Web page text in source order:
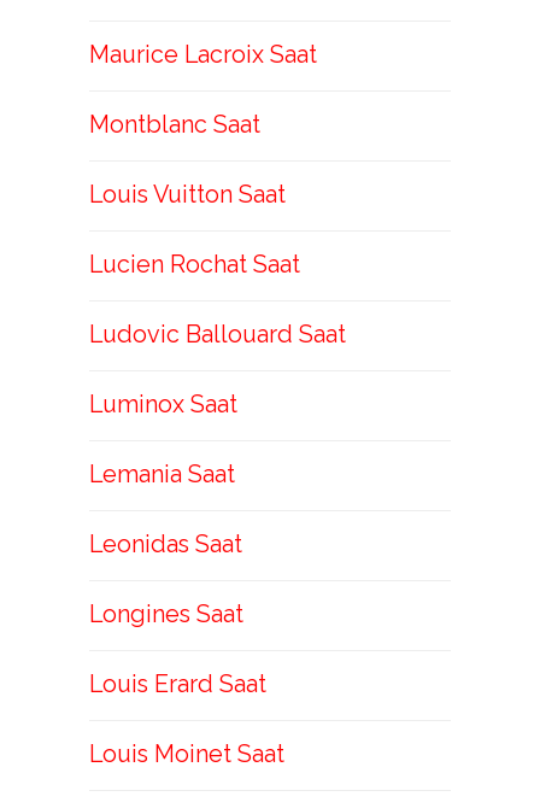
Maurice Lacroix Saat
Montblanc Saat
Louis Vuitton Saat
Lucien Rochat Saat
Ludovic Ballouard Saat
Luminox Saat
Lemania Saat
Leonidas Saat
Longines Saat
Louis Erard Saat
Louis Moinet Saat